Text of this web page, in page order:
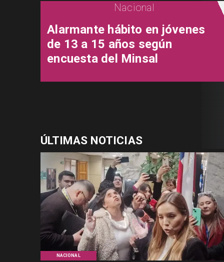
NACIONAL
Nacional
Alarmante hábito en jóvenes
de 13 a 15 años según
encuesta del Minsal
ÚLTIMAS NOTICIAS